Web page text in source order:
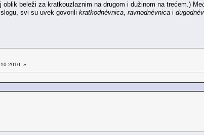
oblik beleži za kratkouzlaznim na drugom i dužinom na trećem.)
svi su uvek govorili kratkodnévnica ravnodnévnica i
»